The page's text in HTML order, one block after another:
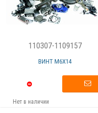
110307-1109157
ВИНТ М6Х14
Нет в наличии